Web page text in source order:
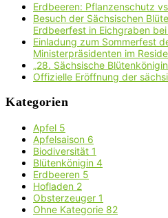
Erdbeeren: Pflanzenschutz
Besuch der Sächsischen
Erdbeerfest in Eichgraben
Einladung zum Sommerfest
Ministerpräsidenten im
„28. Sächsische
Offizielle Eröffnung der
Kategorien
Apfel 5
Apfelsaison 6
Biodiversität 1
Blütenkönigin 4
Erdbeeren 5
Hofladen 2
Obsterzeuger 1
Ohne Kategorie 82